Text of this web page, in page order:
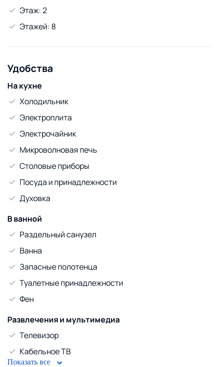
Этаж: 2
Этажей: 8
Удобства
На кухне
Холодильник
Электроплита
Электрочайник
Микроволновая печь
Столовые приборы
Посуда и принадлежности
Духовка
В ванной
Раздельный санузел
Ванна
Запасные полотенца
Туалетные принадлежности
Фен
Развлечения и мультимедиа
Телевизор
Кабельное ТВ
Показать все